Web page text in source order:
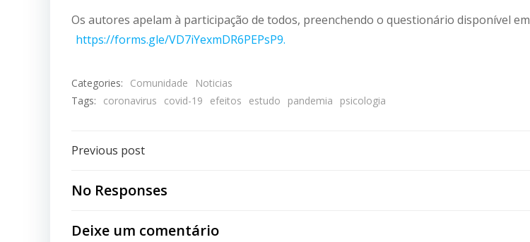
Os autores apelam à participação de todos, preenchendo o questionário disponível em
https://forms.gle/VD7iYexmDR6PEPsP9.
Categories: Comunidade
Noticias
Tags:
coronavirus covid-19 efeitos estudo pandemia psicologia
Post
navigation
Previous post
No Responses
Deixe um comentário